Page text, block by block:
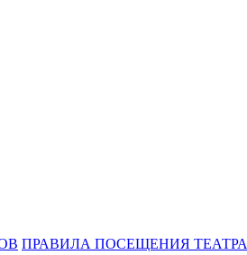
ПРАВИЛА ПОСЕЩЕНИЯ ТЕАТРА